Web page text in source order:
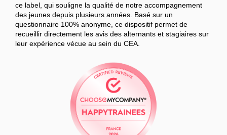
ce label, qui souligne la qualité de notre accompagnement
des jeunes depuis plusieurs années. Basé sur un
questionnaire 100% anonyme, ce dispositif permet de
recueillir directement les avis des alternants et stagiaires sur
leur expérience vécue au sein du CEA.